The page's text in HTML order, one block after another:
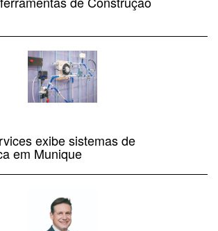
exibe sistemas de
em Munique